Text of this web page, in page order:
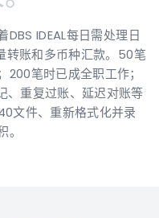
IDEAL每日需处理日
转账和多币种汇款。50笔
笔时已成全职工作；
、重复过账、延迟对账等
文件、重新格式化并录